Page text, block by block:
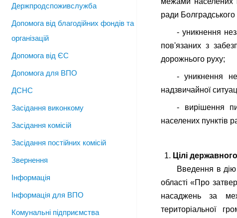
ради Болградського
- уникнення
пов'язаних з
дорожнього руху;
- уникнення
надзвичайної
- вирішення
населених пунктів
Цілі
Введення в
області «Про
насаджень за
територіальної
Держпродспоживслужба
Допомога від благодійних фондів та
організацій
Допомога від ЄС
Допомога для ВПО
ДСНС
Засідання виконкому
Засідання комісій
Засідання постійних комісій
Звернення
Інформація
Інформація для ВПО
Комунальні підприємства